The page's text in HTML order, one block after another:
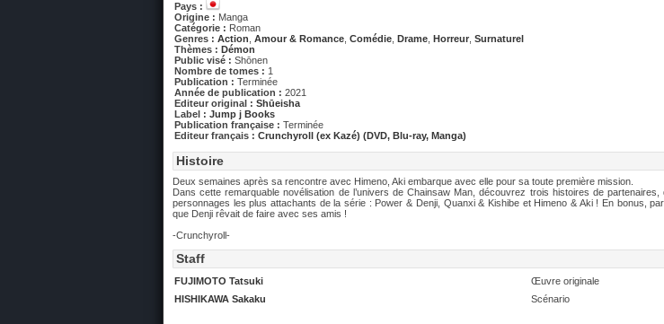
Pays :
Origine : Manga
Catégorie : Roman
Genres : Action Amour & Romance Comédie Drame Horreur Surnaturel
Thèmes : Démon
Public visé : Shōnen
Nombre de tomes : 1
Publication : Terminée
Année de publication : 2021
Editeur original : Shūeisha
Label : Jump j Books
Publication française : Terminée
Editeur français : Crunchyroll (ex Kazé) (DVD, Blu-ray, Manga)
Histoire
Deux semaines après sa rencontre avec Himeno, Aki embarque avec elle pour sa toute première mission.
Dans cette remarquable novélisation de l’univers de Chainsaw Man, découvrez trois histoires de partenaires,
personnages les plus attachants de la série : Power & Denji, Quanxi & Kishibe et Himeno & Aki ! En bonus,
que Denji rêvait de faire avec ses amis !
-Crunchyroll-
Staff
FUJIMOTO Tatsuki
Œuvre originale
HISHIKAWA Sakaku
Scénario